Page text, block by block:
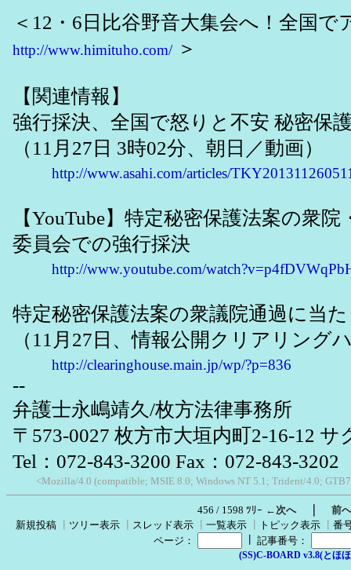
＜12・6日比谷野音大集会へ！全国で
http://www.himituho.com/＞
【関連情報】
強行採決、全国で怒りと不安 秘密保
（11月27日 3時02分、朝日／動画）
http://www.asahi.com/articles/
【YouTube】特定秘密保護法案の衆
委員会での強行採決
http://www.youtube.com/
特定秘密保護法案の衆議院通過に当
（11月27日、情報公開クリアリング
http://clearinghouse.main.jp/wp/?p=836
--
弁護士永嶋靖久/枚方法律事務所
〒573-0027 枚方市大垣内町2-16-12
Tel：072-843-3200 Fax：072-843-3202
<Mozilla/4.0 (compatible; MSIE 8.0; Windows NT 5.1; Trident/4.0;
456 / 1598 ﾂﾘｰ ←次へ｜ 前
新規投稿
ツリー表示 スレッド表示 一覧表示 トピック表示
番
ページ：
記事番号：
(SS)C-BOARD v3.8(とほ